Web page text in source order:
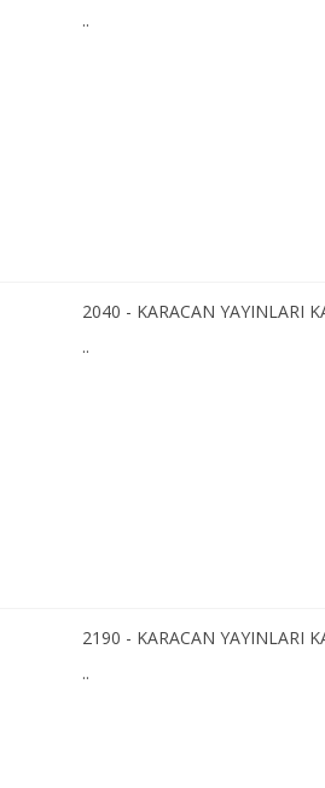
..
2040 - KARACAN YAYINLARI
..
2190 - KARACAN YAYINLARI
..